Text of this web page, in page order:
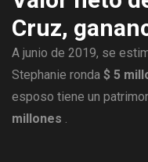
Cruz,
A junio de 2019, se
Stephanie ronda $ 5
esposo tiene un
millones .